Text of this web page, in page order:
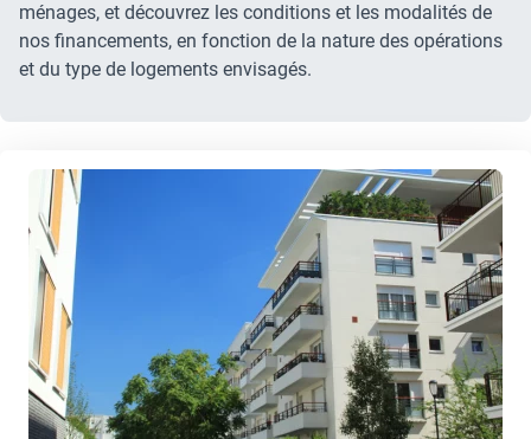
ménages, et découvrez les conditions et les modalités de
nos financements, en fonction de la nature des opérations
et du type de logements envisagés.